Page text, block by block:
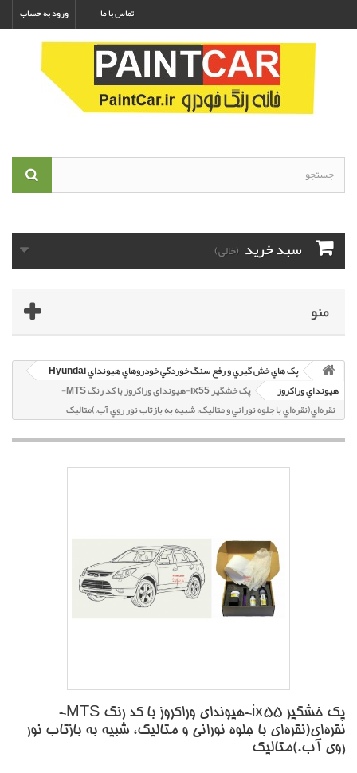
ورود به حساب تماس با ما
سبد خرید (خالی)
منو
پک هاي خش گيري و رفع سنگ خوردگي خودروهاي هيونداي Hyundai
هيونداي وراکروز
پک خشگير ix55-هیوندای وراکروز با کد رنگ MTS-
نقره‌اي(نقره‌اي با جلوه نوراني و متاليک، شبيه به بازتاب نور روي آب.)متاليک
پک خشگير ix55-هیوندای وراکروز با کد رنگ MTS-
نقره‌اي(نقره‌اي با جلوه نوراني و متاليک، شبيه به بازتاب نور
روي آب.)متاليک